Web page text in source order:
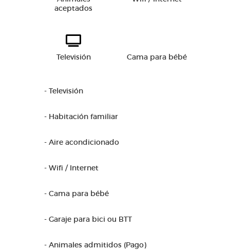
aceptados
Televisión Cama para bébé
- Televisión
- Habitación familiar
- Aire acondicionado
- Wifi / Internet
- Cama para bébé
- Garaje para bici ou BTT
- Animales admitidos (Pago)